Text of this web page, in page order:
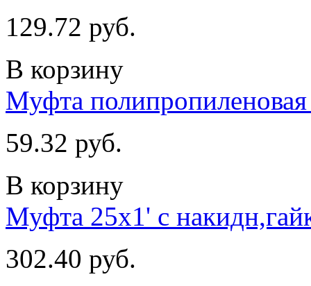
129.72 руб.
В корзину
Муфта
59.32 руб.
В корзину
Муфта 25х1' с
302.40 руб.